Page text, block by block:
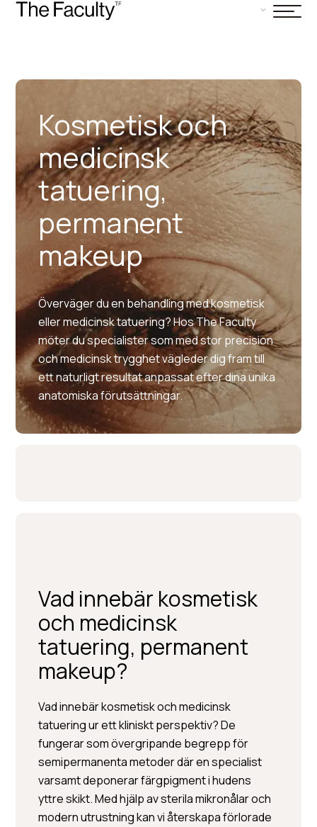
Kosmetisk och
medicinsk
tatuering,
permanent
makeup
Överväger du en behandling med kosmetisk
eller medicinsk tatuering? Hos The Faculty
möter du specialister som med stor precision
och medicinsk trygghet vägleder dig fram till
ett naturligt resultat anpassat efter dina unika
anatomiska förutsättningar.
BOKA KONSULTATION
Vad innebär kosmetisk
och medicinsk
tatuering, permanent
makeup?
Vad innebär kosmetisk och medicinsk
tatuering ur ett kliniskt perspektiv? De
fungerar som övergripande begrepp för
semipermanenta metoder där en specialist
varsamt deponerar färgpigment i hudens
yttre skikt. Med hjälp av sterila mikronålar och
modern utrustning kan vi återskapa förlorade